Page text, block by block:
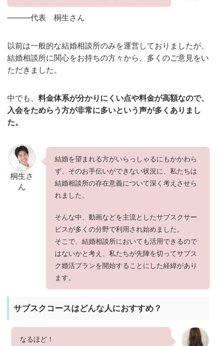
———代表 桐生さん
以前は一般的な結婚相談所のみを運営しておりましたが、
結婚相談所に関心をお持ちの方々から、多くのご意見をい
ただきました。
中でも、 料金体系が分かりにくい点や料金が高額なので、
入会をためらう方が非常に多いという声が多くありまし
た。
桐生さ
ん
結婚を望まれる方がいらっしゃるにもかかわら
ず、そのお手伝いができない状況に、私たちは
結婚相談所の存在意義について深く考えさせら
れました。
そんな中、動画などを主流としたサブスクサー
ビスが多くの分野で利用され始めました。
そこで、結婚相談所においても活用できるので
はないかと考え、私たちが先陣を切ってサブス
ク婚活プランを開始することにした経緯があり
ます。
サブスクコースはどんな人におすすめ？
なるほど！